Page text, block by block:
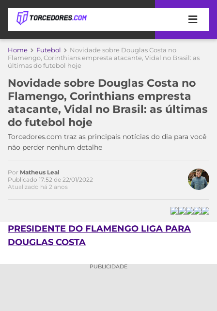
APOSTAS
DICAS
DE
APOSTA
MELHORES
SITES
DE
APOSTAS
2026
CÓDIGO
CÓDIGO
DE
BET365
ÚLTIMAS
COPA
DO
MUNDO
TIMES
MEU
TIME
CORINTHIANS
CAMPEONATOS
LIBERTADORES
MERCADO
DA
Home Futebol
Novidade sobre Douglas Costa no
Flamengo, Corinthians empresta atacante, Vidal no Brasil: as
últimas do futebol hoje
Novidade sobre Douglas Costa no
Flamengo, Corinthians empresta
atacante, Vidal no Brasil: as últimas
do futebol hoje
Torcedores.com traz as principais notícias do dia para você
não perder nenhum detalhe
Acesse o perfil do autor
no Twitter
Por Matheus Leal
Publicado 17:52 de 22/01/2022
Atualizado há 2 anos
PRESIDENTE DO FLAMENGO LIGA PARA
DOUGLAS COSTA
PUBLICIDADE